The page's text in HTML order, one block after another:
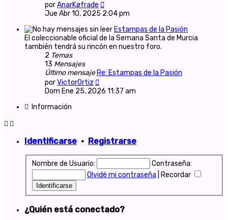
porAnarKøfrade
último
Jue Abr 10, 2025 2:04 pm
Estampas de la Pasión
El coleccionable oficial de la Semana Santa de Murcia
también tendrá su rincón en nuestro foro.
2 Temas
13 Mensajes
Último mensaje Re: Estampas de la Pasión
porVictorOrtiz
último
Dom Ene 25, 2026 11:37 am
Información
Identificarse • Registrarse
Nombre de Usuario:
Contraseña:
Olvidé mi contraseña
Recordar
¿Quién está conectado?